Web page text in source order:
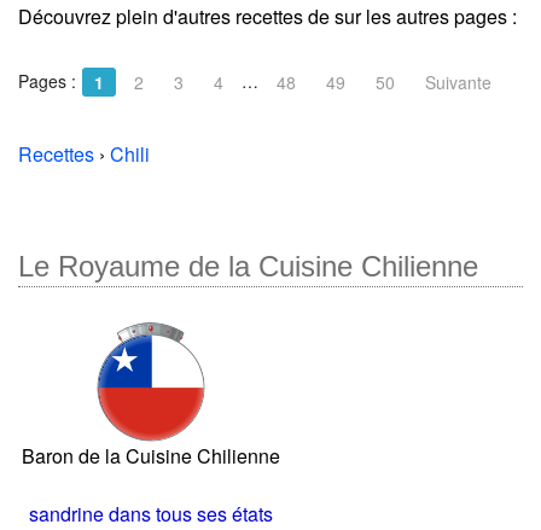
Découvrez plein d'autres recettes desur les autres pages :
Pages : 1 2 3 4 … 48 49 50 Suivante
Recettes › Chili
Le Royaume de la Cuisine Chilienne
Baron de la Cuisine Chilienne
sandrine dans tous ses états